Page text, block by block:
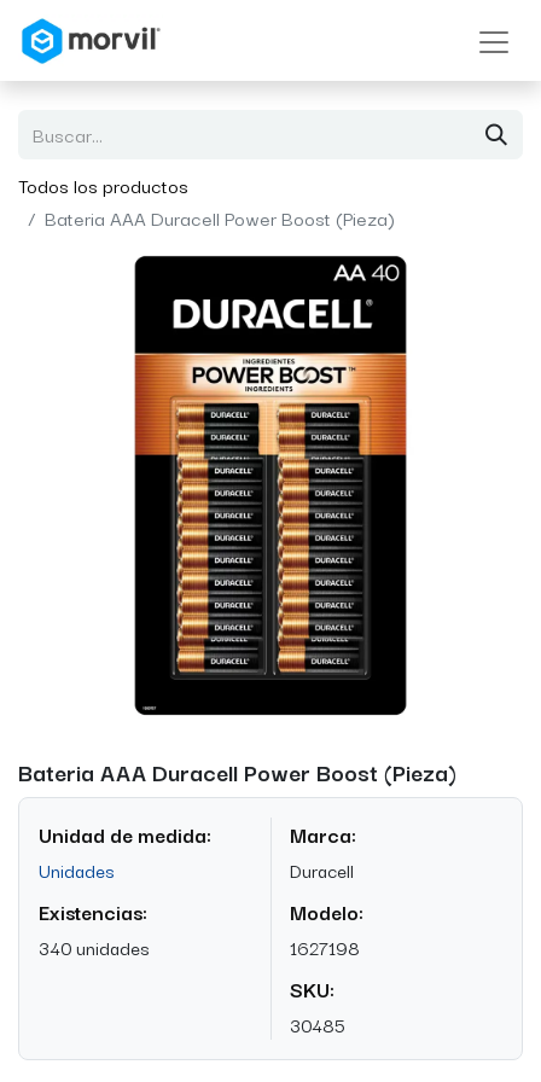
Todos los productos
Bateria AAA Duracell Power Boost (Pieza)
Bateria AAA Duracell Power Boost (Pieza)
Unidad de medida:
Unidades
Existencias:
340 unidades
Marca:
Duracell
Modelo:
1627198
SKU:
30485